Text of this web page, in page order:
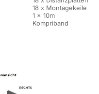
18 x Montagekeile
1 x 10m
Kompriband